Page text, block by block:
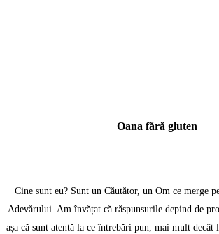
Oana fără gluten
Cine sunt eu? Sunt un Căutător, un Om ce merge
Adevărului. Am învățat că răspunsurile depind de
așa că sunt atentă la ce întrebări pun, mai mult decât